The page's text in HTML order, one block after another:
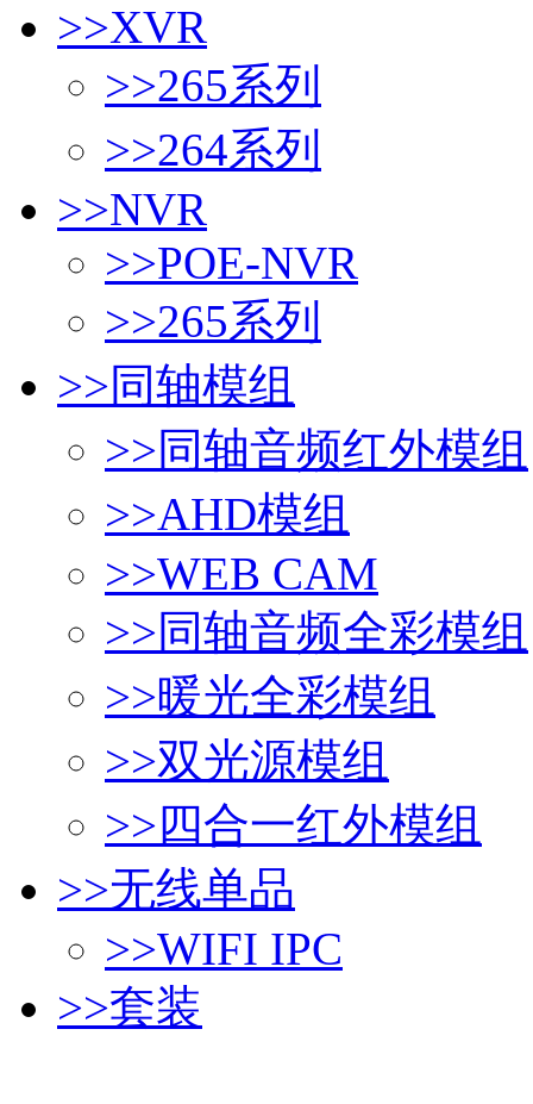
>>XVR
>>265系列
>>264系列
>>NVR
>>POE-NVR
>>265系列
>>同轴模组
>>同轴音频红外模组
>>AHD模组
>>WEB CAM
>>同轴音频全彩模组
>>暖光全彩模组
>>双光源模组
>>四合一红外模组
>>无线单品
>>WIFI IPC
>>套装